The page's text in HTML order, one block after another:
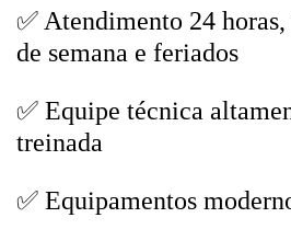
✅ Atendimento 24
de semana e feriados
✅ Equipe técnica
treinada
✅ Equipamentos